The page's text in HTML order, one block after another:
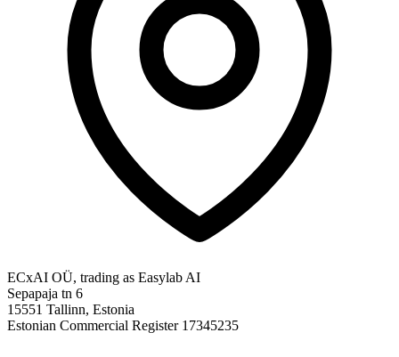
ECxAI OÜ, trading as Easylab AI
Sepapaja tn 6
15551 Tallinn, Estonia
Estonian Commercial Register 17345235